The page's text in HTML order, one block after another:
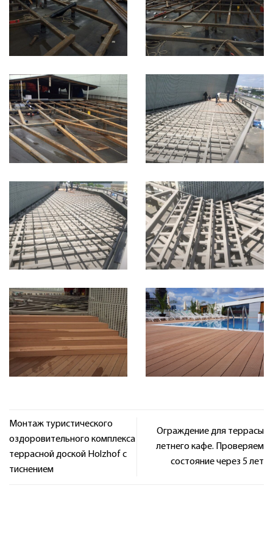
Монтаж туристического
оздоровительного комплекса
террасной доской Holzhof с
тиснением
Ограждение для террасы
летнего кафе. Проверяем
состояние через 5 лет